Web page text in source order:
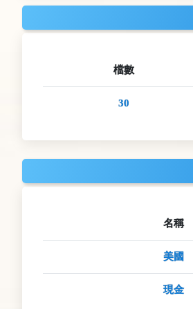
檔數
30
名稱
美國
現金